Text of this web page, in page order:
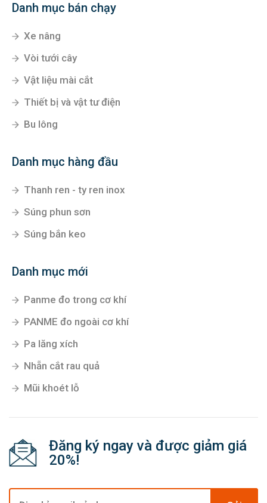
Danh mục bán chạy
Xe nâng
Vòi tưới cây
Vật liệu mài cắt
Thiết bị và vật tư điện
Bu lông
Danh mục hàng đầu
Thanh ren - ty ren inox
Súng phun sơn
Súng bắn keo
Danh mục mới
Panme đo trong cơ khí
PANME đo ngoài cơ khí
Pa lăng xích
Nhẵn cắt rau quả
Mũi khoét lỗ
Đăng ký ngay và được giảm giá
20%!